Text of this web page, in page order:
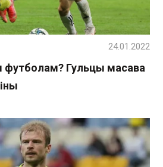
футболам? Гульцы масава
24.01.2022